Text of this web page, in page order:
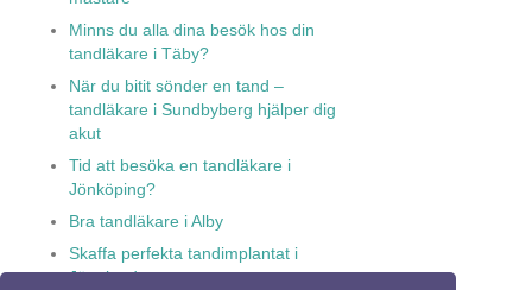
Minns du alla dina besök hos din
tandläkare i Täby?
När du bitit sönder en tand –
tandläkare i Sundbyberg hjälper dig
akut
Tid att besöka en tandläkare i
Jönköping?
Bra tandläkare i Alby
Skaffa perfekta tandimplantat i
Jämtland